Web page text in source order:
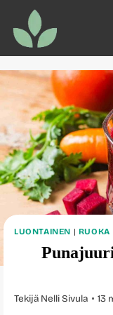
sisältöön
LUONTAINEN | RUOKA
Tekijä Nelli Sivula 13